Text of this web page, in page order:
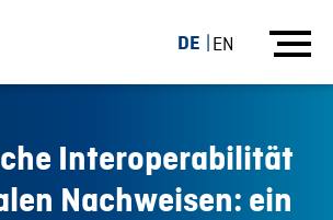
DE EN
Interoperabilität
Nachweisen: ein